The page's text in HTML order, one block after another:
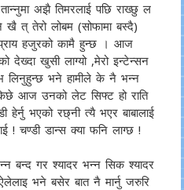
अझै तिमरलाई पछि राख्छु ल
खै त् तेरो लोबम (सोफामा बस्दै)
हजुरको कामै हुन्छ । आज
देख्दा खुसी लाग्यो ,मेरो इन्टेन्सन
भने हामीले के नै भन्न
आज उनको लेट सिफ्ट हो राति
हेर्नु भएको रछ्नी त्यै भएर बाबालाई
! चण्डी डान्स क्या फनि लाग्छ !
बन्द गर श्यादर भन्न सिक श्यादर
भने बसेर बात नै मार्नु जरुरि